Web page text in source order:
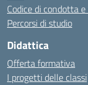
Codice di condotta
Percorsi di studio
Didattica
Offerta formativa
I progetti delle classi